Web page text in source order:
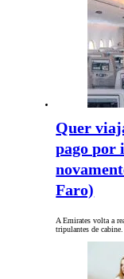
Quer
pago por
Faro)
A Emirates volta a
tripulantes de